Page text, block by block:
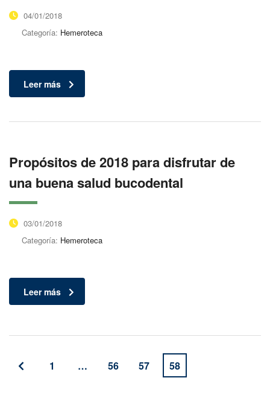
04/01/2018
Categoría: Hemeroteca
Leer más
Propósitos de 2018 para disfrutar de
una buena salud bucodental
03/01/2018
Categoría: Hemeroteca
Leer más
1 … 56 57 58